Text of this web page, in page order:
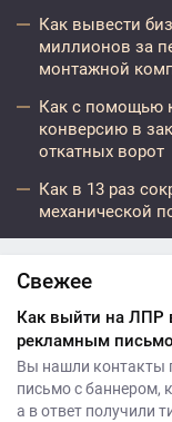
Как вывести
миллионов за
монтажной
Как с помощью
конверсию в
откатных ворот
Как в 13 раз
механической
Свежее
Как выйти на ЛПР
рекламным
Вы нашли контакты
письмо с баннером,
а в ответ получили